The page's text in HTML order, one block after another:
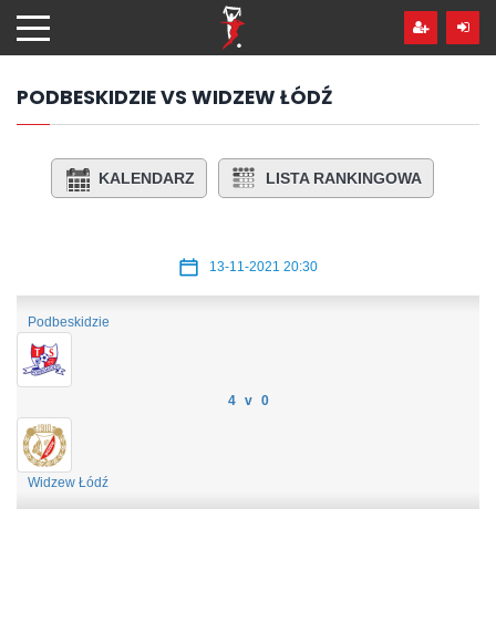
hdo
treści
PODBESKIDZIE VS WIDZEW ŁÓDŹ
KALENDARZ LISTA RANKINGOWA
13-11-2021 20:30
Podbeskidzie
4 v 0
Widzew Łódź